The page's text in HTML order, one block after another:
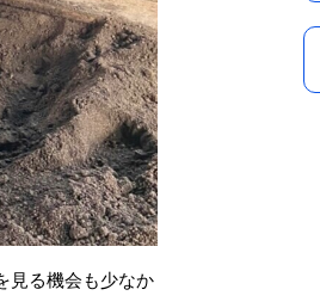
見る機会も少なか